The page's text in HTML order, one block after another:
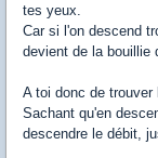
tes yeux.
Car si l'on descend
devient de la bouillie
A toi donc de trouver
Sachant qu'en
descendre le débit,